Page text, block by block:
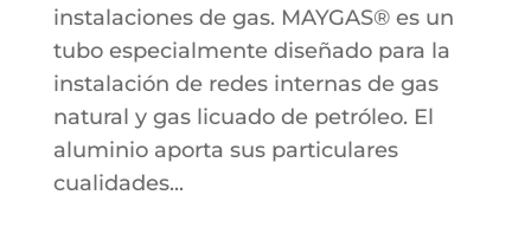
instalaciones de gas. MAYGAS® es un
tubo especialmente diseñado para la
instalación de redes internas de gas
natural y gas licuado de petróleo. El
aluminio aporta sus particulares
cualidades...